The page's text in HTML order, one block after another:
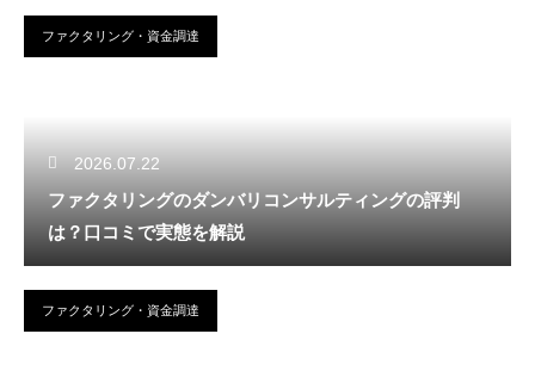
ファクタリング・資金調達
2026.07.22
ファクタリングのダンバリコンサルティングの評判
は？口コミで実態を解説
ファクタリング・資金調達